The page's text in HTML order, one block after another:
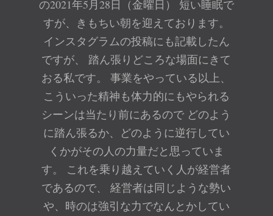
の2021年5月28日（金曜日） 短い睡眠で
すが、きもちい朝を迎えております。
インスタグラムの投稿にも記載したん
ですが、 踏ん張りどころな場面にきて
おる私です。 事業をやっている以上、
こういった精神も体力的にもやられる
シーンは当たり前にあるので どのよう
に踏ん張るか、どのように逆行してい
くかがその人の力量だと思っていま
す。 これを乗り越えていく人が経営者
であるので、 経営者は同じような勢い
や、時のは強引な力でなんとかしてい